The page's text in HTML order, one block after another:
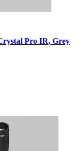
Pro IR, Grey